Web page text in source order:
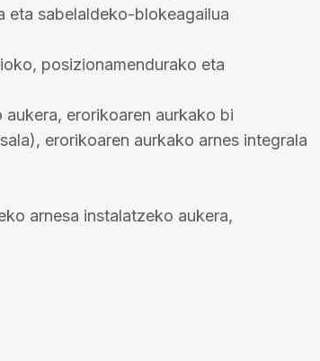
eta sabelaldeko-blokeagailua
posizionamendurako eta
aukera, erorikoaren aurkako bi
erorikoaren aurkako arnes integrala
arnesa instalatzeko aukera,